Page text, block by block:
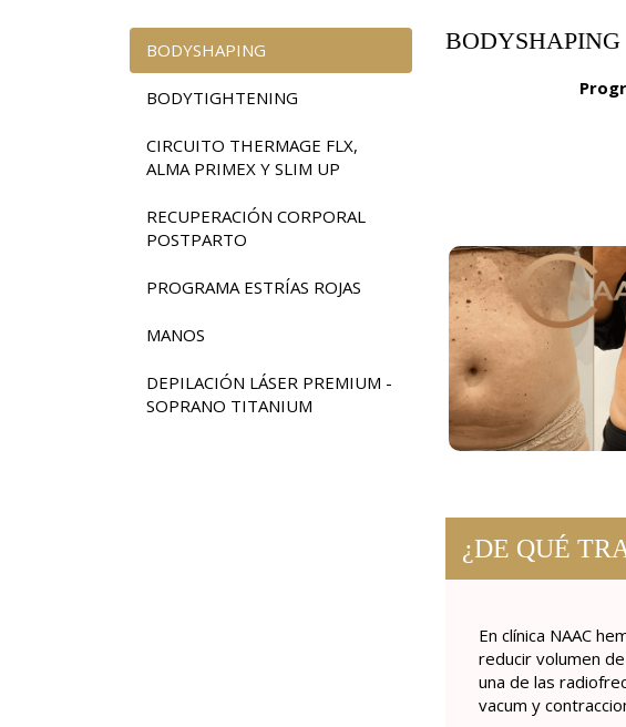
BODYSHAPING
BODYTIGHTENING
CIRCUITO THERMAGE FLX,
ALMA PRIMEX Y SLIM UP
RECUPERACIÓN CORPORAL
POSTPARTO
PROGRAMA ESTRÍAS ROJAS
MANOS
DEPILACIÓN LÁSER PREMIUM -
SOPRANO TITANIUM
BODYSHAPING
¿DE QUÉ
En clínica NAAC
reducir volumen
una de las
vacum y